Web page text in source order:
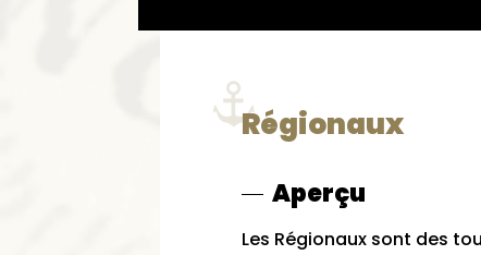
Régionaux
Aperçu
Les Régionaux sont des